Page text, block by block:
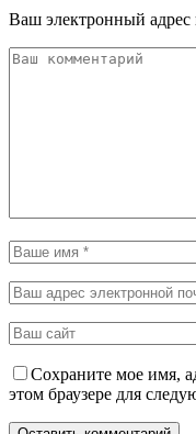
Ваш электронный адрес
Сохраните мое имя,
этом браузере для